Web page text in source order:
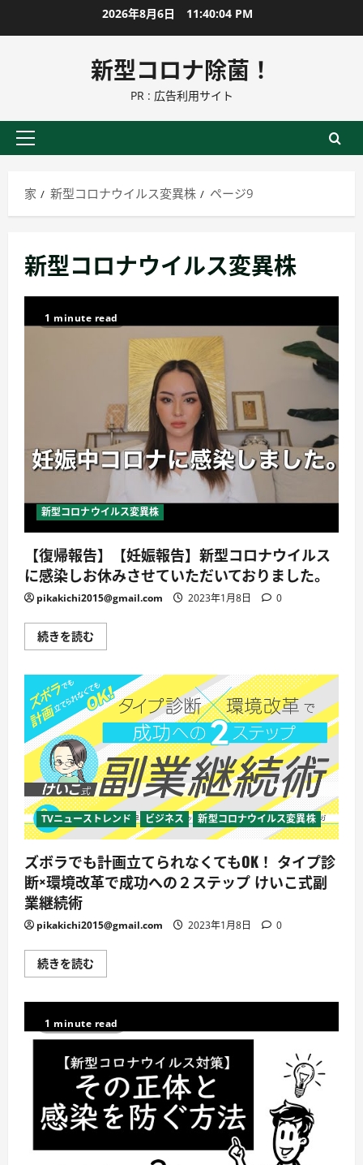
ン
に
2026年8月6日 11:40:06 PM
新型コロナ除菌！
PR : 広告利用サイト
プ
イ
メ
ー
家 新型コロナウイルス変異株 ページ9
新型コロナウイルス変異株
1 minute read
新型コロナウイルス変異株
【復帰報告】【妊娠報告】新型コロナウイルス
に感染しお休みさせていただいておりました。
pikakichi2015@gmail.com 2023年1月8日 0
続きを読む
帰
【妊
娠
報
告】
新
型
コ
ロ
ナ
ウ
イ
ル
ス
に
感
し
お
休
せ
て
た
い
お
ま
し
た。
に
つ
い
て
詳
し
く
む
TVニューストレンド ビジネス 新型コロナウイルス変異株
ズボラでも計画立てられなくてもOK！ タイプ診
断×環境改革で成功への２ステップ けいこ式副
業継続術
pikakichi2015@gmail.com 2023年1月8日 0
続きを読む
ボ
計
画
立
て
ら
れ
な
く
て
も
OK！
イ
1 minute read